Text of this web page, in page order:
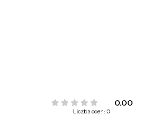
0.00
Liczba ocen: 0